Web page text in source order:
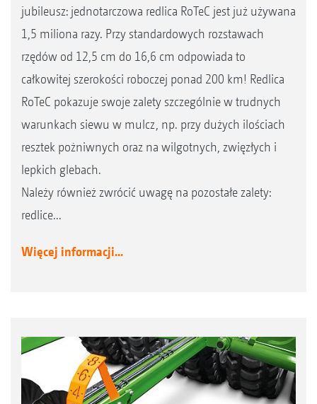
jubileusz: jednotarczowa redlica RoTeC jest już używana
1,5 miliona razy. Przy standardowych rozstawach
rzędów od 12,5 cm do 16,6 cm odpowiada to
całkowitej szerokości roboczej ponad 200 km! Redlica
RoTeC pokazuje swoje zalety szczególnie w trudnych
warunkach siewu w mulcz, np. przy dużych ilościach
resztek pożniwnych oraz na wilgotnych, zwięzłych i
lepkich glebach.
Należy również zwrócić uwagę na pozostałe zalety:
redlice...
Więcej informacji...